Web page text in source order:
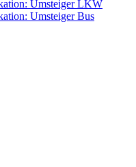
Umsteiger LKW
Umsteiger Bus